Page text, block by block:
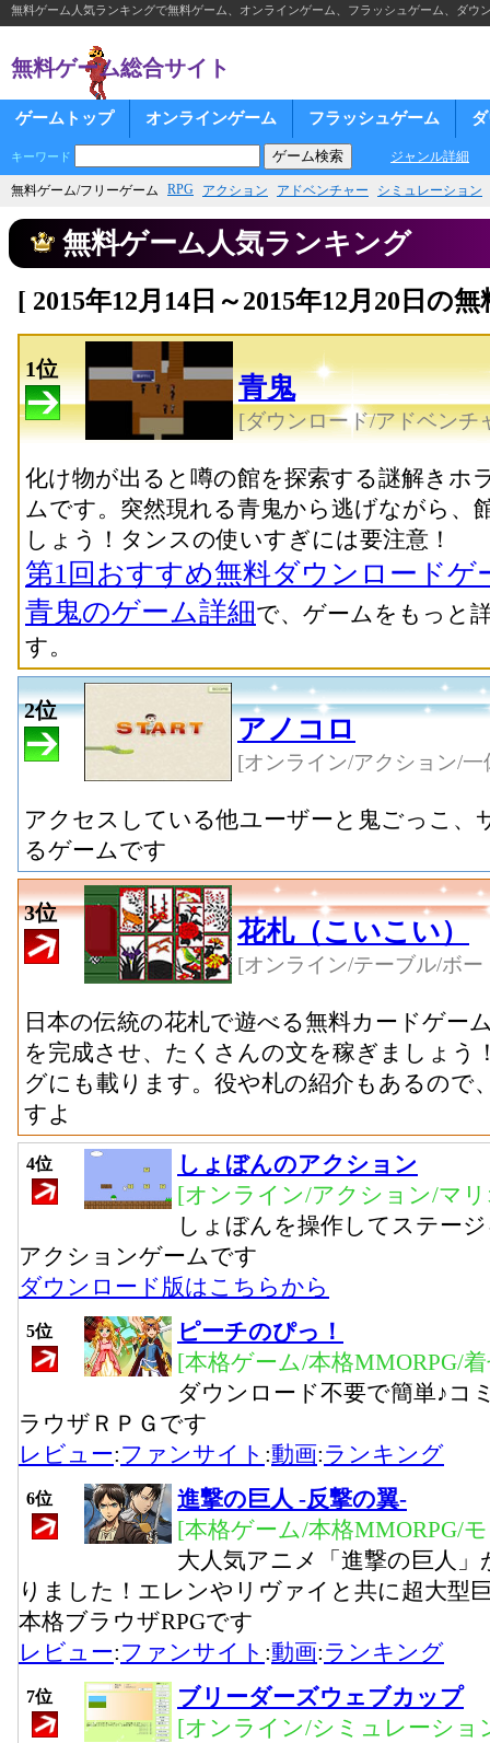
無料ゲーム人気ランキングで無料ゲーム、オンラインゲーム、フラッシュゲーム、ダウ
無料ゲーム総合サイト
ゲームトップ オンラインゲーム フラッシュゲーム
キーワード ジャンル詳細
無料ゲーム/フリーゲーム RPG アクション アドベンチャー シミュレーション
無料ゲーム人気ランキング
[ 2015年12月14日～2015年12月20日の
1位
青鬼
[ダウンロード/アドベンチ
化け物が出ると噂の館を探索する謎解きホ
ムです。突然現れる青鬼から逃げながら、
しょう！タンスの使いすぎには要注意！
第1回おすすめ無料ダウンロードゲ
青鬼のゲーム詳細で、ゲームをもっと
す。
2位
アノコロ
[オンライン/アクション/
アクセスしている他ユーザーと鬼ごっこ、
るゲームです
3位
花札（こいこい）
[オンライン/テーブル/ボー
日本の伝統の花札で遊べる無料カードゲー
を完成させ、たくさんの文を稼ぎましょう
グにも載ります。役や札の紹介もあるので
すよ
4位
しょぼんのアクション
[オンライン/アクション/マ
しょぼんを操作してステー
アクションゲームです
ダウンロード版はこちらから
5位
ピーチのぴっ！
[本格ゲーム/本格MMORPG/
ダウンロード不要で簡単♪コ
ラウザＲＰＧです
レビュー:ファンサイト :動画:ランキング
6位
進撃の巨人 -反撃の翼-
[本格ゲーム/本格MMORPG/
大人気アニメ「進撃の巨人
りました！エレンやリヴァイと共に超大型
本格ブラウザRPGです
レビュー:ファンサイト :動画:ランキング
7位
ブリーダーズウェブカップ
[オンライン/シミュレーショ